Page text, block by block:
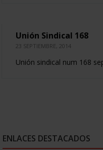
Unión Sindical 168
23 SEPTIEMBRE, 2014
Unión sindical num 168
ENLACES DESTACADOS